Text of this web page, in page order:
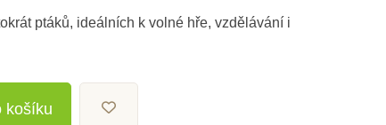
ptáků, ideálních k volné hře, vzdělávání i
košíku